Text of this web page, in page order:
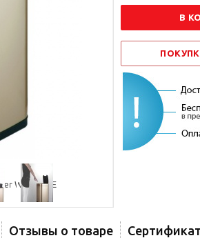
В
Отзывы о товаре